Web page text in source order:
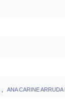
ANA CARINE